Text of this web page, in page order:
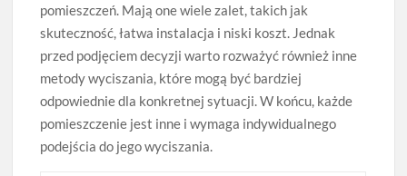
pomieszczeń. Mają one wiele zalet, takich jak
skuteczność, łatwa instalacja i niski koszt. Jednak
przed podjęciem decyzji warto rozważyć również inne
metody wyciszania, które mogą być bardziej
odpowiednie dla konkretnej sytuacji. W końcu, każde
pomieszczenie jest inne i wymaga indywidualnego
podejścia do jego wyciszania.